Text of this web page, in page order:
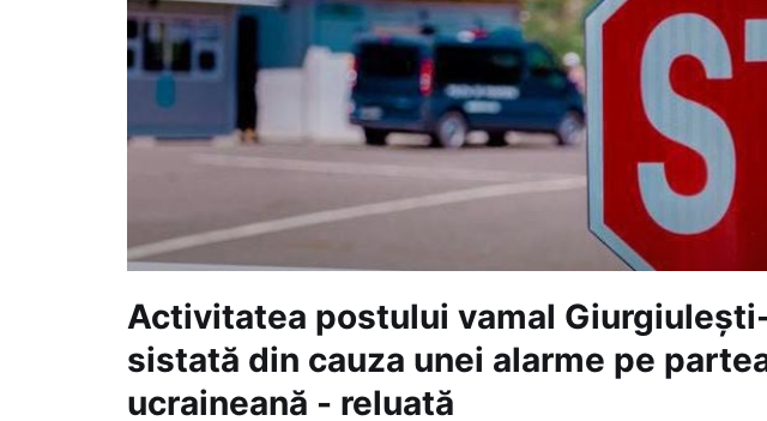
Activitatea postului vamal
sistată din cauza unei alarme pe
ucraineană - reluată